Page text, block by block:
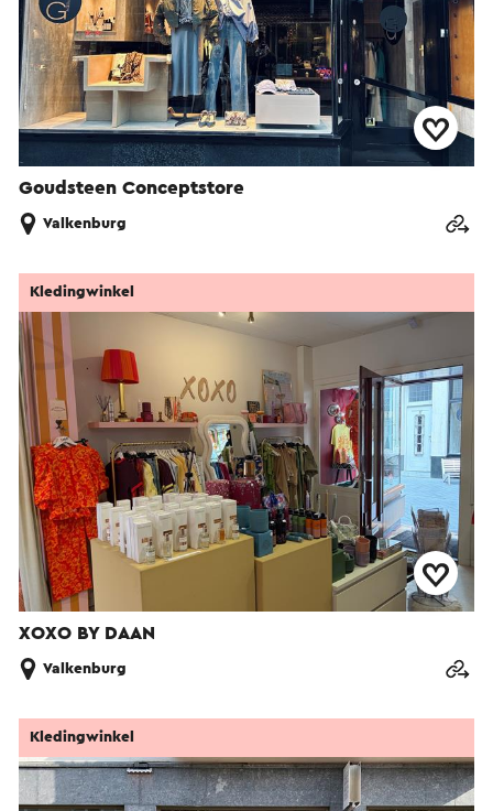
Goudsteen Conceptstore
Valkenburg
XOXO BY DAAN
Kledingwinkel
Valkenburg
Kledingwinkel